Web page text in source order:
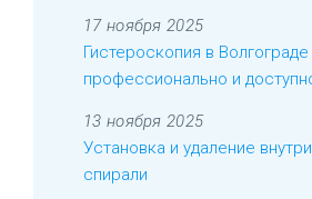
17 ноября 2025
Гистероскопия в
профессионально и
13 ноября 2025
Установка и удаление
спирали